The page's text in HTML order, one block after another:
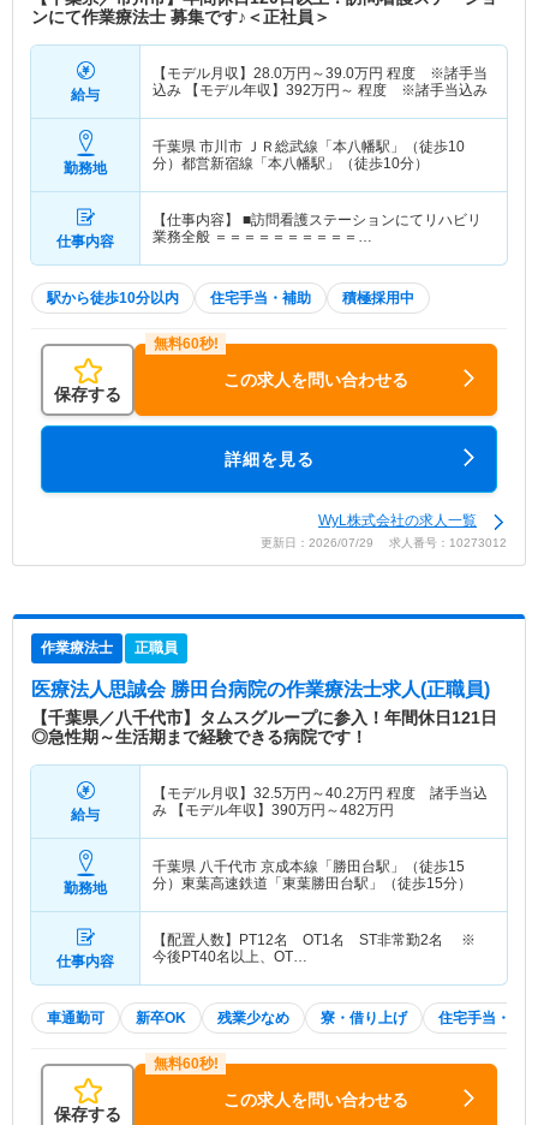
ンにて作業療法士 募集です♪＜正社員＞
給与
【モデル月収】 28.0万円～39.0万円 程度 ※諸手当
込み 【モデル年収】 392万円～ 程度 ※諸手当込み
勤務地
千葉県 市川市
ＪＲ総武線「本八幡駅」（徒歩10
分）都営新宿線「本八幡駅」（徒歩10分）
仕事内容
【仕事内容】 ■訪問看護ステーションにてリハビリ
業務全般 ＝＝＝＝＝＝＝＝＝＝…
駅から徒歩10分以内 住宅手当・補助 積極採用中
保存する
この求人を問い合わせる
詳細を見る
WyL株式会社の求人一覧
更新日：2026/07/29 求人番号：10273012
作業療法士 正職員
医療法人思誠会 勝田台病院の作業療法士求人(正職員)
【千葉県／八千代市】タムスグループに参入！年間休日121日
◎急性期～生活期まで経験できる病院です！
給与
【モデル月収】 32.5万円～40.2万円 程度 諸手当込
み 【モデル年収】 390万円～482万円
勤務地
千葉県 八千代市 京成本線「勝田台駅」（徒歩15
分）東葉高速鉄道「東葉勝田台駅」（徒歩15分）
仕事内容
【配置人数】PT12名 OT1名 ST非常勤2名 ※
今後PT40名以上、OT…
車通勤可 新卒OK 残業少なめ 寮・借り上げ 住宅手当・補助
保存する
この求人を問い合わせる